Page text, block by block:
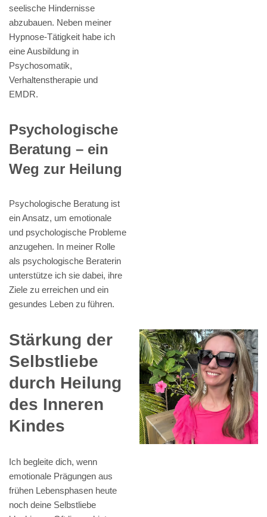
seelische Hindernisse
abzubauen. Neben meiner
Hypnose-Tätigkeit habe ich
eine Ausbildung in
Psychosomatik,
Verhaltenstherapie und
EMDR.
Psychologische
Beratung – ein
Weg zur Heilung
Psychologische Beratung ist
ein Ansatz, um emotionale
und psychologische Probleme
anzugehen. In meiner Rolle
als psychologische Beraterin
unterstütze ich sie dabei, ihre
Ziele zu erreichen und ein
gesundes Leben zu führen.
Stärkung der
Selbstliebe
durch Heilung
des Inneren
Kindes
Ich begleite dich, wenn
emotionale Prägungen aus
frühen Lebensphasen heute
noch deine Selbstliebe